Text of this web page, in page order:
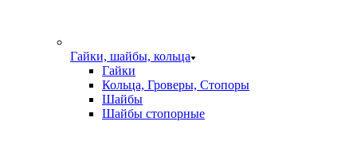
Гайки, шайбы, кольца
Гайки
Кольца, Гроверы, Стопоры
Шайбы
Шайбы стопорные